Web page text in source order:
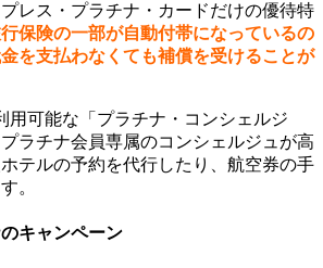
レス・プラチナ・カードだけの優待特
保険の一部が自動付帯になっているの
を支払わなくても補償を受けることが
用可能な「プラチナ・コンシェルジ
ラチナ会員専属のコンシェルジュが高
テルの予約を代行したり、航空券の手
。
キャンペーン